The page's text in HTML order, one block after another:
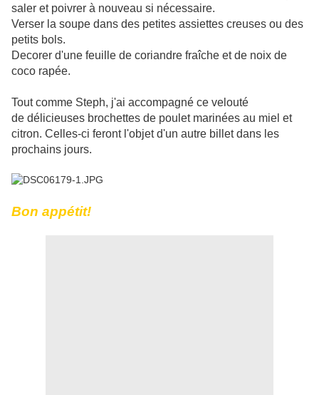
saler et poivrer à nouveau si nécessaire.
Verser la soupe dans des petites assiettes creuses ou des
petits bols.
Decorer d'une feuille de coriandre fraîche et de noix de
coco rapée.
Tout comme Steph, j'ai accompagné ce velouté
de délicieuses brochettes de poulet marinées au miel et
citron. Celles-ci feront l'objet d'un autre billet dans les
prochains jours.
Bon appétit!